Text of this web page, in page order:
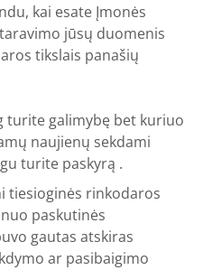
kai esate Įmonės
jūsų duomenis
tikslais panašių
turite galimybę bet kuriuo
naujienų sekdami
turite paskyrą .
tiesioginės rinkodaros
paskutinės
gautas atskiras
ar pasibaigimo